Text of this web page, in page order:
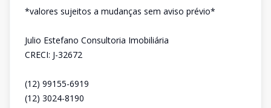
*valores sujeitos a mudanças sem aviso prévio*
Julio Estefano Consultoria Imobiliária
CRECI: J-32672
(12) 99155-6919
(12) 3024-8190